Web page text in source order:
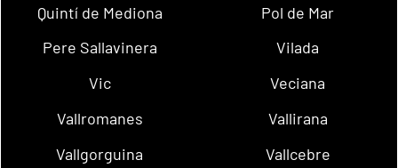
Quintí de Mediona
Pol de Mar
Pere Sallavinera
Vilada
Vic
Veciana
Vallromanes
Vallirana
Vallgorguina
Vallcebre